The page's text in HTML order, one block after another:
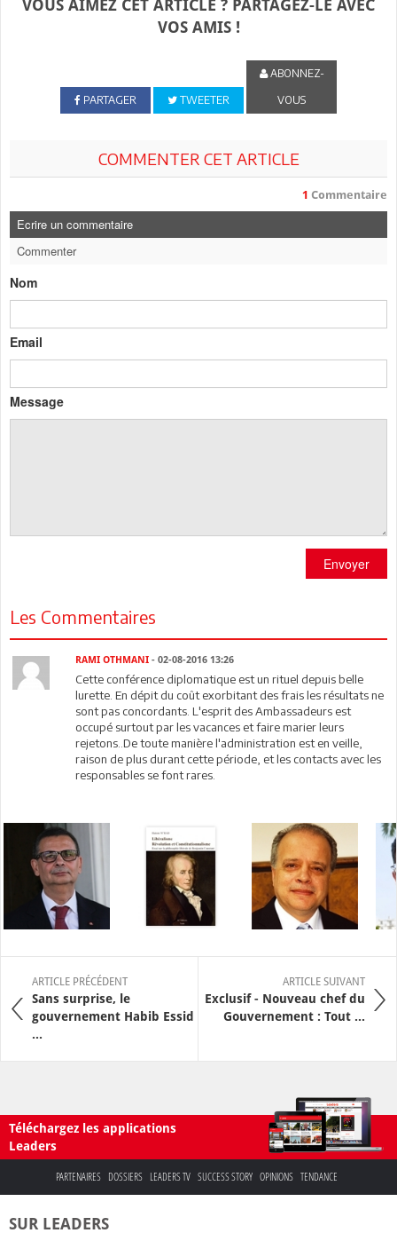
VOUS AIMEZ CET ARTICLE ? PARTAGEZ-LE AVEC
VOS AMIS !
PARTAGER TWEETER
ABONNEZ-
VOUS
COMMENTER CET ARTICLE
1 Commentaire
Ecrire un commentaire
Commenter
Nom
Email
Message
Envoyer
Les Commentaires
RAMI OTHMANI - 02-08-2016 13:26
Cette conférence diplomatique est un rituel depuis belle
lurette. En dépit du coût exorbitant des frais les résultats ne
sont pas concordants. L'esprit des Ambassadeurs est
occupé surtout par les vacances et faire marier leurs
rejetons..De toute manière l'administration est en veille,
raison de plus durant cette période, et les contacts avec les
responsables se font rares.
ARTICLE PRÉCÉDENT
Sans surprise, le
gouvernement Habib Essid
...
ARTICLE SUIVANT
Exclusif - Nouveau chef du
Gouvernement : Tout ...
Téléchargez les applications
Leaders
PARTENAIRES DOSSIERS LEADERS TV SUCCESS STORY OPINIONS TENDANCE
SUR LEADERS